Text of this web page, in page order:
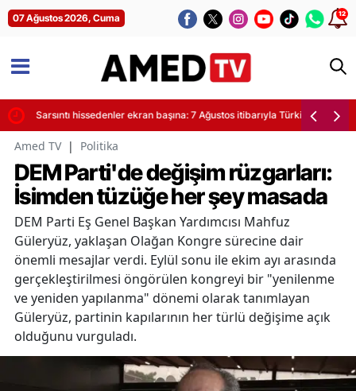
07 Ağustos 2026, Cuma 12
Sarsıntı hissedenler ekran başına: 7 Ağustos itibarıyla Türkiye'de son
Amed TV | Politika
DEM Parti'de değişim rüzgarları:
İsimden tüzüğe her şey masada
DEM Parti Eş Genel Başkan Yardımcısı Mahfuz
Güleryüz, yaklaşan Olağan Kongre sürecine dair
önemli mesajlar verdi. Eylül sonu ile ekim ayı arasında
gerçekleştirilmesi öngörülen kongreyi bir "yenilenme
ve yeniden yapılanma" dönemi olarak tanımlayan
Güleryüz, partinin kapılarının her türlü değişime açık
olduğunu vurguladı.